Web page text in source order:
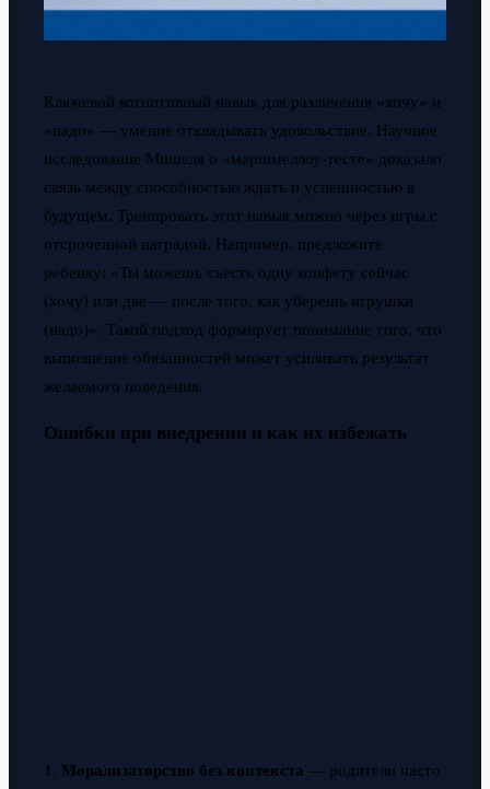
Ключевой когнитивный навык для различения «хочу» и
«надо» — умение откладывать удовольствие. Научное
исследование Мишеля о «маршмеллоу-тесте» доказало
связь между способностью ждать и успешностью в
будущем. Тренировать этот навык можно через игры с
отсроченной наградой. Например, предложите
ребенку: «Ты можешь съесть одну конфету сейчас
(хочу) или две — после того, как уберешь игрушки
(надо)». Такой подход формирует понимание того, что
выполнение обязанностей может усиливать результат
желаемого поведения.
Ошибки при внедрении и как их избежать
1. Морализаторство без контекста — родители часто